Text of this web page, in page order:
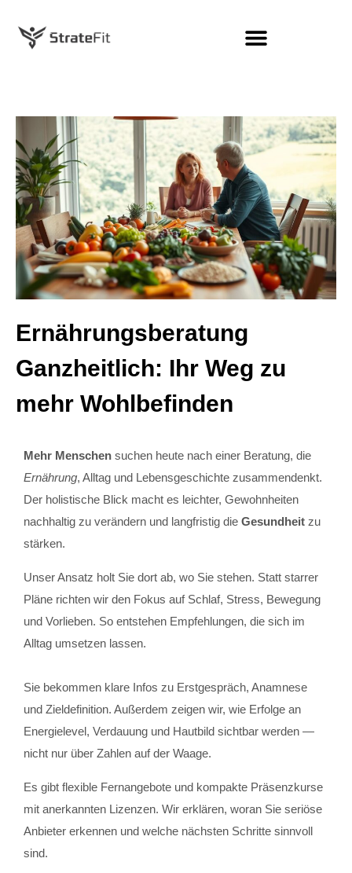
Ernährungsberatung
Ganzheitlich: Ihr Weg zu
mehr Wohlbefinden
Mehr Menschen suchen heute nach einer Beratung, die
Ernährung, Alltag und Lebensgeschichte zusammendenkt.
Der holistische Blick macht es leichter, Gewohnheiten
nachhaltig zu verändern und langfristig die Gesundheit zu
stärken.
Unser Ansatz holt Sie dort ab, wo Sie stehen. Statt starrer
Pläne richten wir den Fokus auf Schlaf, Stress, Bewegung
und Vorlieben. So entstehen Empfehlungen, die sich im
Alltag umsetzen lassen.
Sie bekommen klare Infos zu Erstgespräch, Anamnese
und Zieldefinition. Außerdem zeigen wir, wie Erfolge an
Energielevel, Verdauung und Hautbild sichtbar werden —
nicht nur über Zahlen auf der Waage.
Es gibt flexible Fernangebote und kompakte Präsenzkurse
mit anerkannten Lizenzen. Wir erklären, woran Sie seriöse
Anbieter erkennen und welche nächsten Schritte sinnvoll
sind.